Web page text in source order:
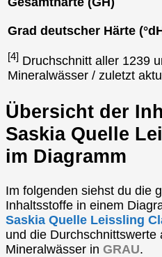
Grad deutscher Härte
[4] Druchschnitt aller 1239
Mineralwässer / zuletzt
Übersicht der
Saskia Quelle
im Diagramm
Im folgenden siehst du die
Inhaltsstoffe in einem
Saskia Quelle Leissling
und die Durchschnittswerte
Mineralwässer in GRAU.